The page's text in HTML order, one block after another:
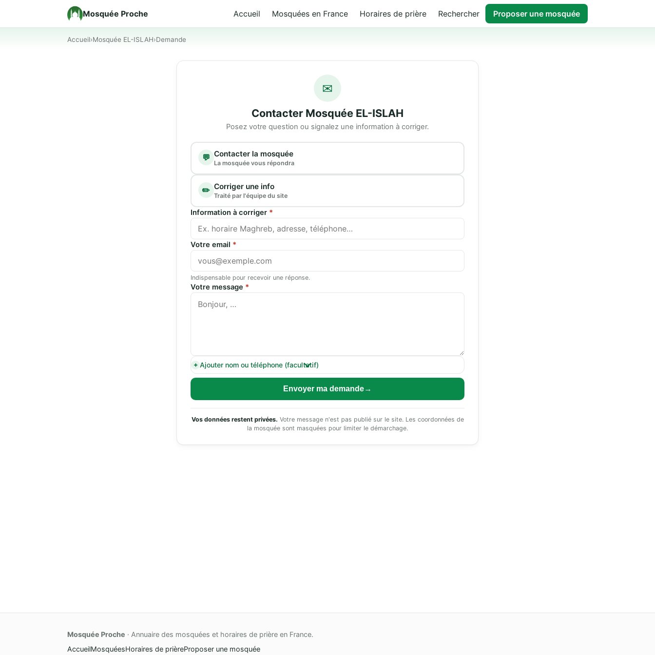
Mosquée Proche Accueil Mosquées en France Horaires de prière Rechercher Proposer une mosquée
Accueil›Mosquée EL-ISLAH›Demande
✉
Contacter Mosquée EL-ISLAH
Posez votre question ou signalez une information à corriger.
Type de demande
💬 Contacter la mosquée
La mosquée vous répondra
✏️ Corriger une info
Traité par l'équipe du site
Information à corriger *
Votre email *
Indispensable pour recevoir une réponse.
Votre message *
Ajouter nom ou téléphone (facultatif)
Envoyer ma demande
Vos données restent privées. Votre message n'est pas publié sur le site. Les coordonnées de
la mosquée sont masquées pour limiter le démarchage.
Mosquée Proche · Annuaire des mosquées et horaires de prière en France.
AccueilMosquéesHoraires de prièreProposer une mosquée